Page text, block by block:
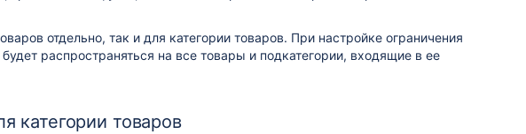
отдельно, так и для категории товаров. При настройке ограничения
распространяться на все товары и подкатегории, входящие в ее
категории товаров